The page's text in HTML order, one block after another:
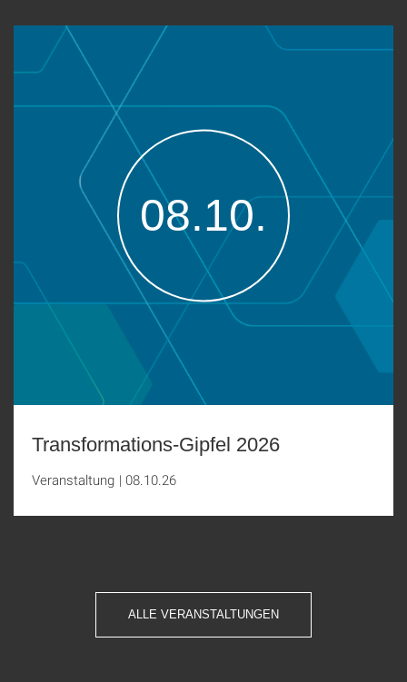
08.10.
Transformations-Gipfel 2026
Veranstaltung | 08.10.26
ALLE VERANSTALTUNGEN